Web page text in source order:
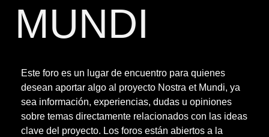
MUNDI
Este foro es un lugar de encuentro para quienes
desean aportar algo al proyecto Nostra et Mundi, ya
sea información, experiencias, dudas u opiniones
sobre temas directamente relacionados con las ideas
clave del proyecto. Los foros están abiertos a la